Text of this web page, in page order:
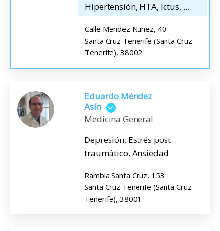
Hipertensión, HTA, Ictus, ...
Calle Mendez Nuñez, 40
Santa Cruz Tenerife (Santa Cruz
Tenerife), 38002
Eduardo Méndez
Asín
Medicina General
Depresión, Estrés post
traumático, Ansiedad
Rambla Santa Cruz, 153
Santa Cruz Tenerife (Santa Cruz
Tenerife), 38001